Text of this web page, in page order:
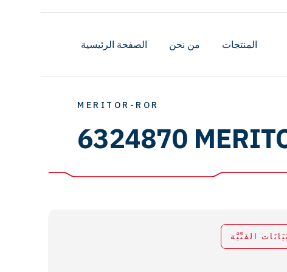
الصفحة الرئيسية من نحن المنتجات
MERITOR-ROR
6324870
الفَنِّيَّة